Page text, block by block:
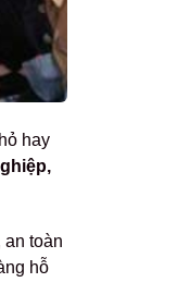
hay
toàn
hỗ